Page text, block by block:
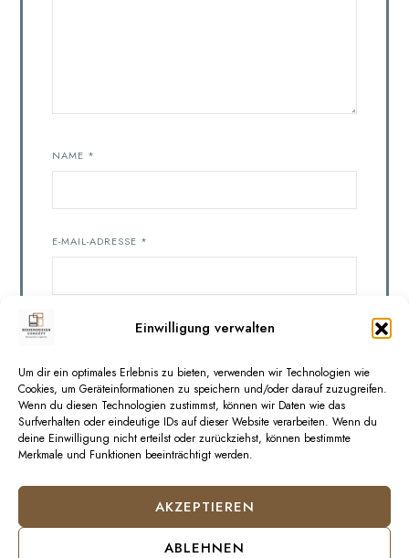
Einwilligung verwalten
Um dir ein optimales Erlebnis zu bieten, verwenden wir Technologien wie
Cookies, um Geräteinformationen zu speichern und/oder darauf zuzugreifen.
Wenn du diesen Technologien zustimmst, können wir Daten wie das
Surfverhalten oder eindeutige IDs auf dieser Website verarbeiten. Wenn du
deine Einwilligung nicht erteilst oder zurückziehst, können bestimmte
Merkmale und Funktionen beeinträchtigt werden.
AKZEPTIEREN
ABLEHNEN
NAME *
E-MAIL-ADRESSE *
NAME, E-MAIL-ADRESSE UND WEBSITE IN DIESEM